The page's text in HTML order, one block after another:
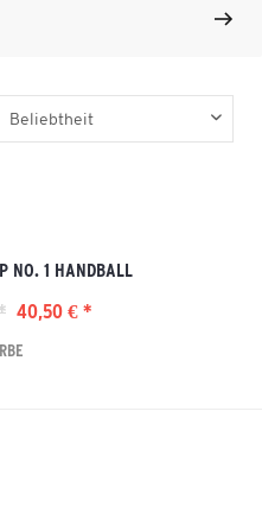
NO. 1 HANDBALL
40,50 € *